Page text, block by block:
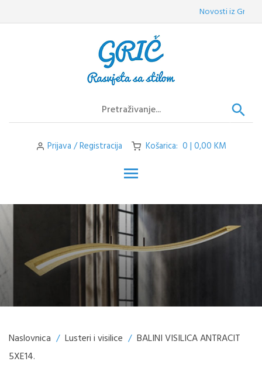
to
Novosti iz Griča:
Prijava / Registracija Košarica: 0 | 0,00 KM
Naslovnica / Lusteri i visilice / BALINI VISILICA ANTRACIT
5XE14.